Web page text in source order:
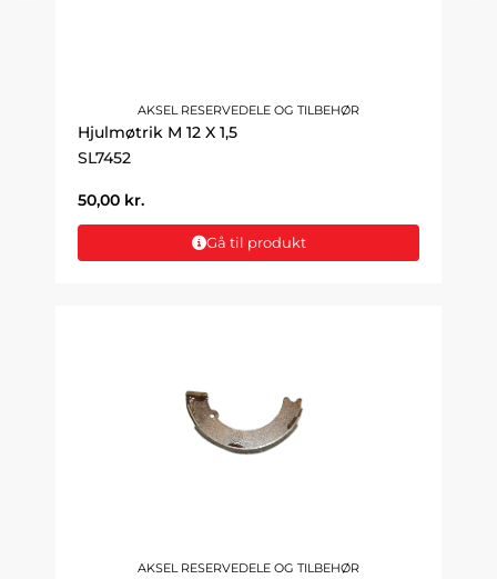
AKSEL RESERVEDELE OG TILBEHØR
Hjulmøtrik M 12 X 1,5
SL7452
50,00 kr.
Gå til produkt
AKSEL RESERVEDELE OG TILBEHØR